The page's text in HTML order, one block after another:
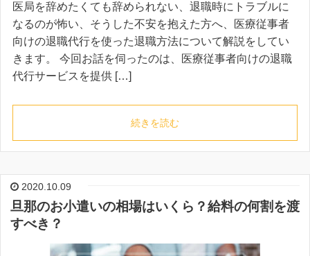
医局を辞めたくても辞められない、退職時にトラブルに
なるのが怖い、そうした不安を抱えた方へ、医療従事者
向けの退職代行を使った退職方法について解説をしてい
きます。 今回お話を伺ったのは、医療従事者向けの退職
代行サービスを提供 […]
続きを読む
2020.10.09
旦那のお小遣いの相場はいくら？給料の何割を渡
すべき？